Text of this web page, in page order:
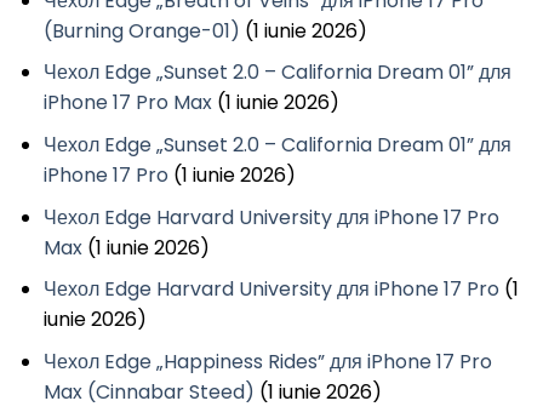
(Burning Orange-01) (1 iunie 2026)
Чехол Edge „Sunset 2.0 – California Dream 01” для
iPhone 17 Pro Max (1 iunie 2026)
Чехол Edge „Sunset 2.0 – California Dream 01” для
iPhone 17 Pro (1 iunie 2026)
Чехол Edge Harvard University для iPhone 17 Pro
Max (1 iunie 2026)
Чехол Edge Harvard University для iPhone 17 Pro (1
iunie 2026)
Чехол Edge „Happiness Rides” для iPhone 17 Pro
Max (Cinnabar Steed) (1 iunie 2026)